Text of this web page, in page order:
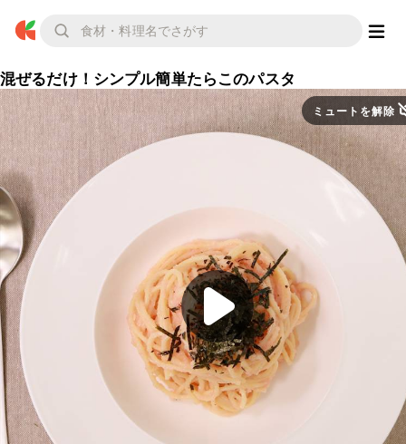
混ぜるだけ！シンプル簡単たらこのパスタ
ミュートを解除